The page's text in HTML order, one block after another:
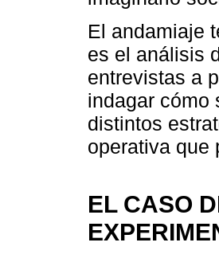
El andamiaje
es el análisis
entrevistas a
indagar cómo
distintos
operativa que
EL CASO